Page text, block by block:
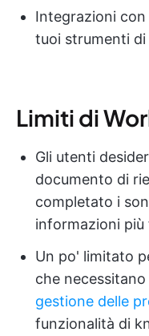
Integrazioni
tuoi strumenti
Limiti di
Gli utenti
documento di
completato i
informazioni più
Un po' limitato
che necessitano
gestione delle
funzionalità di